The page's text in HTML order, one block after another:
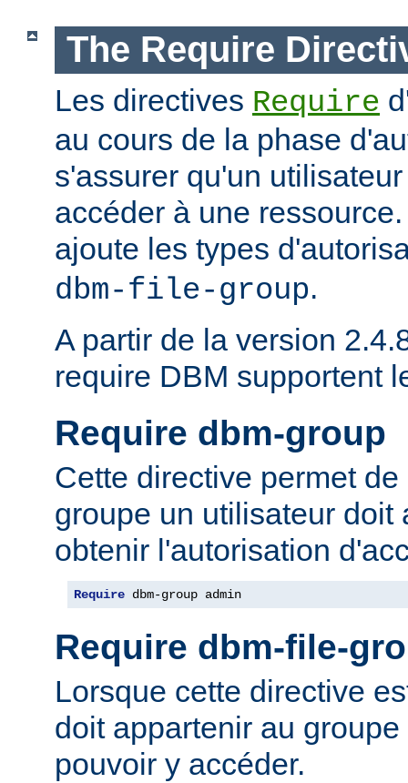
The Require
Les directives Require
au cours de la phase
s'assurer qu'un
accéder à une
ajoute les types
dbm-file-group.
A partir de la version
require DBM supportent
Require dbm-group
Cette directive permet
groupe un utilisateur doit
obtenir l'autorisation
Require dbm-group admin
Require dbm-file-
Lorsque cette directive
doit appartenir au
pouvoir y accéder.